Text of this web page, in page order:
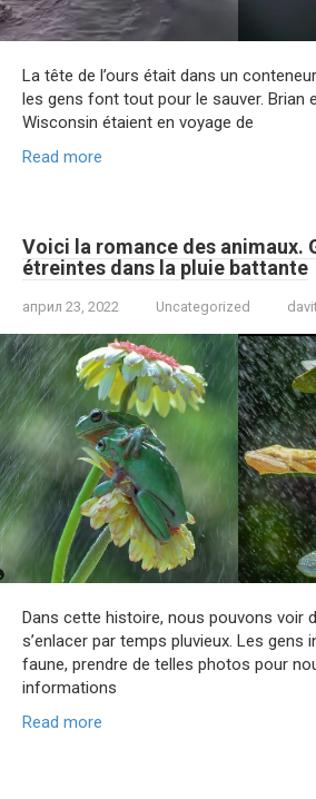
La tête de l’ours était dans un
les gens font tout pour le sauver. Brian
Wisconsin étaient en voyage de
Read more
Voici la romance des animaux.
étreintes dans la pluie battante
април 23, 2022 Uncategorized
Dans cette histoire, nous pouvons voir
s’enlacer par temps pluvieux. Les gens
faune, prendre de telles photos pour
informations
Read more